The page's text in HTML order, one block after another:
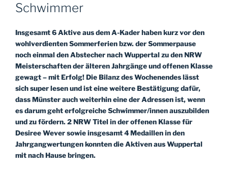
Schwimmer
Insgesamt 6 Aktive aus dem A-Kader haben kurz vor den
wohlverdienten Sommerferien bzw. der Sommerpause
noch einmal den Abstecher nach Wuppertal zu den NRW
Meisterschaften der älteren Jahrgänge und offenen Klasse
gewagt – mit Erfolg! Die Bilanz des Wochenendes lässt
sich super lesen und ist eine weitere Bestätigung dafür,
dass Münster auch weiterhin eine der Adressen ist, wenn
es darum geht erfolgreiche Schwimmer/innen auszubilden
und zu fördern. 2 NRW Titel in der offenen Klasse für
Desiree Wever sowie insgesamt 4 Medaillen in den
Jahrgangwertungen konnten die Aktiven aus Wuppertal
mit nach Hause bringen.